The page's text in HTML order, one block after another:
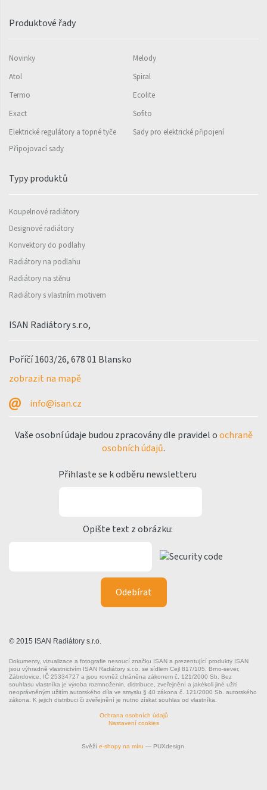
Zoya Inox
ISAN
Produktové řady
Novinky
Melody
Atol
Spiral
Termo
Ecolite
Exact
Sofito
Elektrické regulátory a topné tyče
Sady pro elektrické připojení
Připojovací sady
Typy produktů
Koupelnové radiátory
Designové radiátory
Konvektory do podlahy
Radiátory na podlahu
Radiátory na stěnu
Radiátory s vlastním motivem
ISAN Radiátory s.r.o,
Poříčí 1603/26, 678 01 Blansko
zobrazit na mapě
info@isan.cz
Vaše osobní údaje budou zpracovány dle pravidel oochraně
osobních údajů.
Přihlaste se k odběru newsletteru
Opište text z obrázku:
© 2015 ISAN Radiátory s.r.o.
Dokumenty, vizualizace a fotografie nesoucí značku ISAN a prezentující produkty ISAN
jsou výhradně vlastnictvím ISAN Radiátory s.r.o. se sídlem Cejl 817/105, Brno-sever,
Zábrdovice, IČ 25334727 a jsou rovněž chráněna zákonem č. 121/2000 Sb. Bez
souhlasu vlastníka je výroba rozmnoženin, distribuce, zveřejnění a jakékoli jiné užití
neoprávněným užitím autorského díla ve smyslu § 40 zákona č. 121/2000 Sb. autorského
zákona. K jejich distribuci či zveřejnění je nutno získat souhlas od vlastníka.
Ochrana osobních údajů
Nastavení cookies
Svěží e-shopy na míru — PUXdesign.